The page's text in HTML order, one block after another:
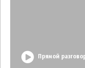
Прямой